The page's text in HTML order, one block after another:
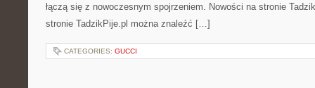
łączą się z nowoczesnym spojrzeniem. Nowości na stronie
stronie TadzikPije.pl można znaleźć […]
CATEGORIES: GUCCI